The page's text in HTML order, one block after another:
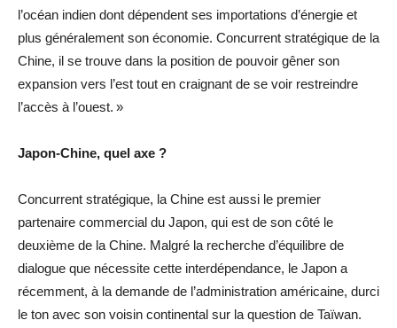
l’océan indien dont dépendent ses importations d’énergie et
plus généralement son économie. Concurrent stratégique de la
Chine, il se trouve dans la position de pouvoir gêner son
expansion vers l’est tout en craignant de se voir restreindre
l’accès à l’ouest. »
Japon-Chine, quel axe ?
Concurrent stratégique, la Chine est aussi le premier
partenaire commercial du Japon, qui est de son côté le
deuxième de la Chine. Malgré la recherche d’équilibre de
dialogue que nécessite cette interdépendance, le Japon a
récemment, à la demande de l’administration américaine, durci
le ton avec son voisin continental sur la question de Taïwan.